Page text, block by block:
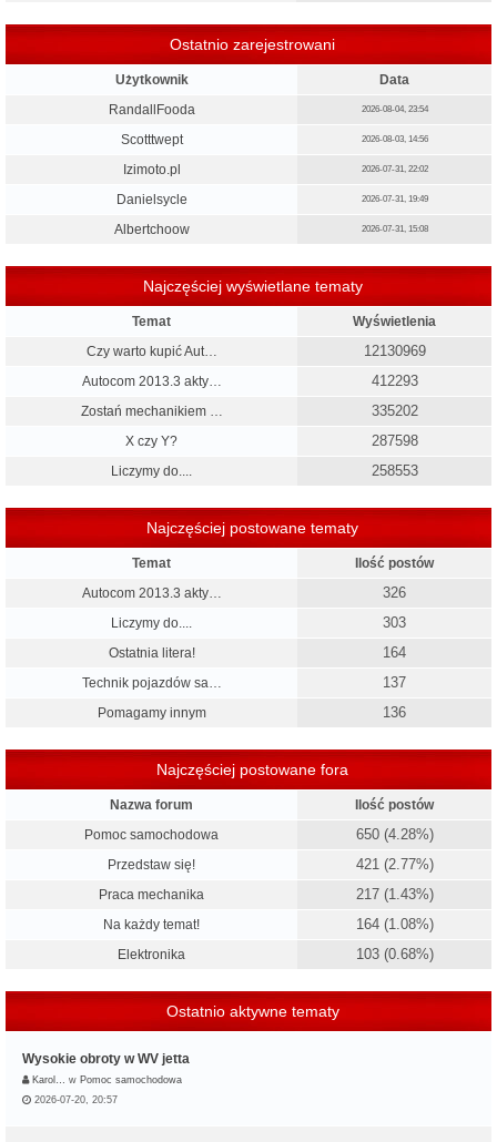
Ostatnio zarejestrowani
Użytkownik
Data
RandallFooda
2026-08-04, 23:54
Scotttwept 2026-08-03, 14:56
Izimoto.pl 2026-07-31, 22:02
Danielsycle 2026-07-31, 19:49
Albertchoow 2026-07-31, 15:08
Najczęściej wyświetlane tematy
Temat
Wyświetlenia
Czy warto kupić Aut…
12130969
Autocom 2013.3 akty… 412293
Zostań mechanikiem … 335202
X czy Y? 287598
Liczymy do.... 258553
Najczęściej postowane tematy
Temat
Ilość postów
Autocom 2013.3 akty…
326
Liczymy do.... 303
Ostatnia litera! 164
Technik pojazdów sa… 137
Pomagamy innym 136
Najczęściej postowane fora
Nazwa forum
Ilość postów
Pomoc samochodowa
650 (4.28%)
Przedstaw się! 421 (2.77%)
Praca mechanika 217 (1.43%)
Na każdy temat! 164 (1.08%)
Elektronika 103 (0.68%)
Ostatnio aktywne tematy
Wysokie obroty w WV jetta
Karol… w Pomoc samochodowa
2026-07-20, 20:57